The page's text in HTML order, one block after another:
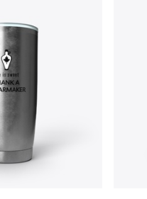
à la
Pullover Hoodie